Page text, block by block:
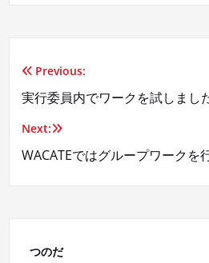
投
稿
ナ
ー
Previous:
実行委員内でワークを試しまし
Next:
WACATEではグループワークを
つのだ